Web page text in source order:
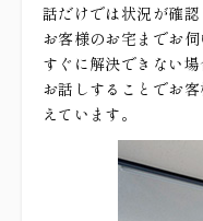
話だけでは状況が確
お客様のお宅までお
すぐに解決できない
お話しすることでお
えています。